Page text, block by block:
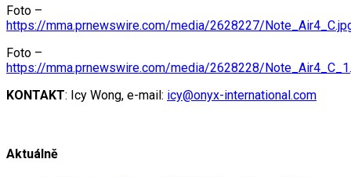
Foto –
https://mma.prnewswire.com/media/2628227/
Foto –
https://mma.prnewswire.com/media/2628228/
KONTAKT: Icy Wong, e-mail: icy@onyx-international.com
Aktuálně